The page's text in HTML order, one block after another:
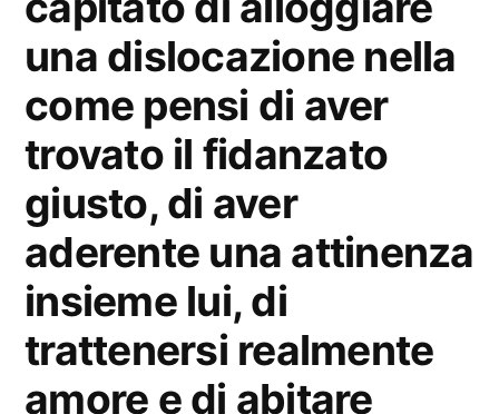
una dislocazione nella
come pensi di aver
trovato il fidanzato
giusto, di aver
aderente una attinenza
insieme lui, di
trattenersi realmente
amore e di abitare